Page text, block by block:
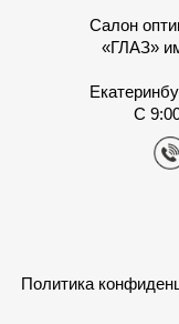
Салон
«ГЛАЗ»
С
Политика